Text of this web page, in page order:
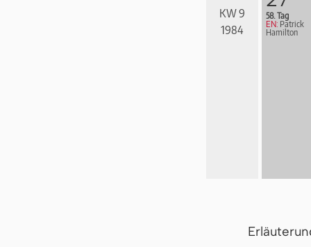
KW 9
1984
58. Tag
EN: Patrick
Hamilton